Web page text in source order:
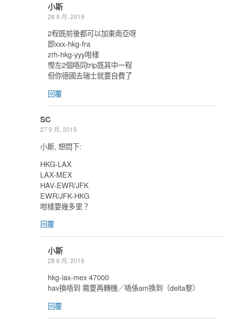
小斯
28 9 月, 2019
2程既前後都可以加東南亞呀
即xxx-hkg-fra
zrh-hkg-yyy咁樣
慳左2個唔同trip既其中一程
但你德國去瑞士就要自費了
回覆
SC
27 9 月, 2019
小斯, 想問下:
HKG-LAX
LAX-MEX
HAV-EWR/JFK
EWR/JFK-HKG
咁樣要幾多里？
回覆
小斯
28 9 月, 2019
hkg-lax-mex 47000
hav換唔到 需要再轉機／唔係am換到（delta黎）
回覆